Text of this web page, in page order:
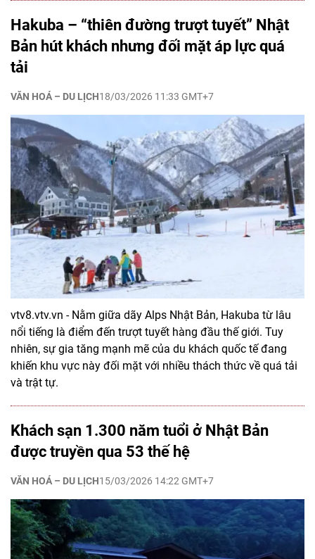
Hakuba – “thiên đường trượt tuyết” Nhật
Bản hút khách nhưng đối mặt áp lực quá
tải
VĂN HOÁ – DU LỊCH18/03/2026 11:33 GMT+7
vtv8.vtv.vn - Nằm giữa dãy Alps Nhật Bản, Hakuba từ lâu
nổi tiếng là điểm đến trượt tuyết hàng đầu thế giới. Tuy
nhiên, sự gia tăng mạnh mẽ của du khách quốc tế đang
khiến khu vực này đối mặt với nhiều thách thức về quá tải
và trật tự.
Khách sạn 1.300 năm tuổi ở Nhật Bản
được truyền qua 53 thế hệ
VĂN HOÁ – DU LỊCH15/03/2026 14:22 GMT+7